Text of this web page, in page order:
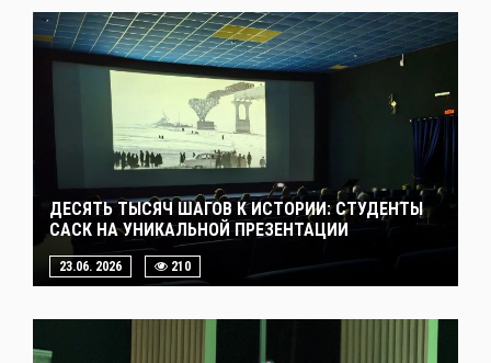
ДЕСЯТЬ ТЫСЯЧ ШАГОВ К ИСТОРИИ: СТУДЕНТЫ
САСК НА УНИКАЛЬНОЙ ПРЕЗЕНТАЦИИ
23.06. 2026 210